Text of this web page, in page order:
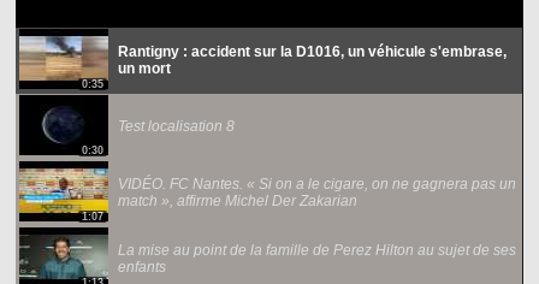
0:35
Rantigny : accident sur la D1016, un véhicule s'embrase,
un mort
0:30
Test localisation 8
1:07
VIDÉO. FC Nantes. « Si on a le cigare, on ne gagnera pas un
match », affirme Michel Der Zakarian
La mise au point de la famille de Perez Hilton au sujet de ses
enfants